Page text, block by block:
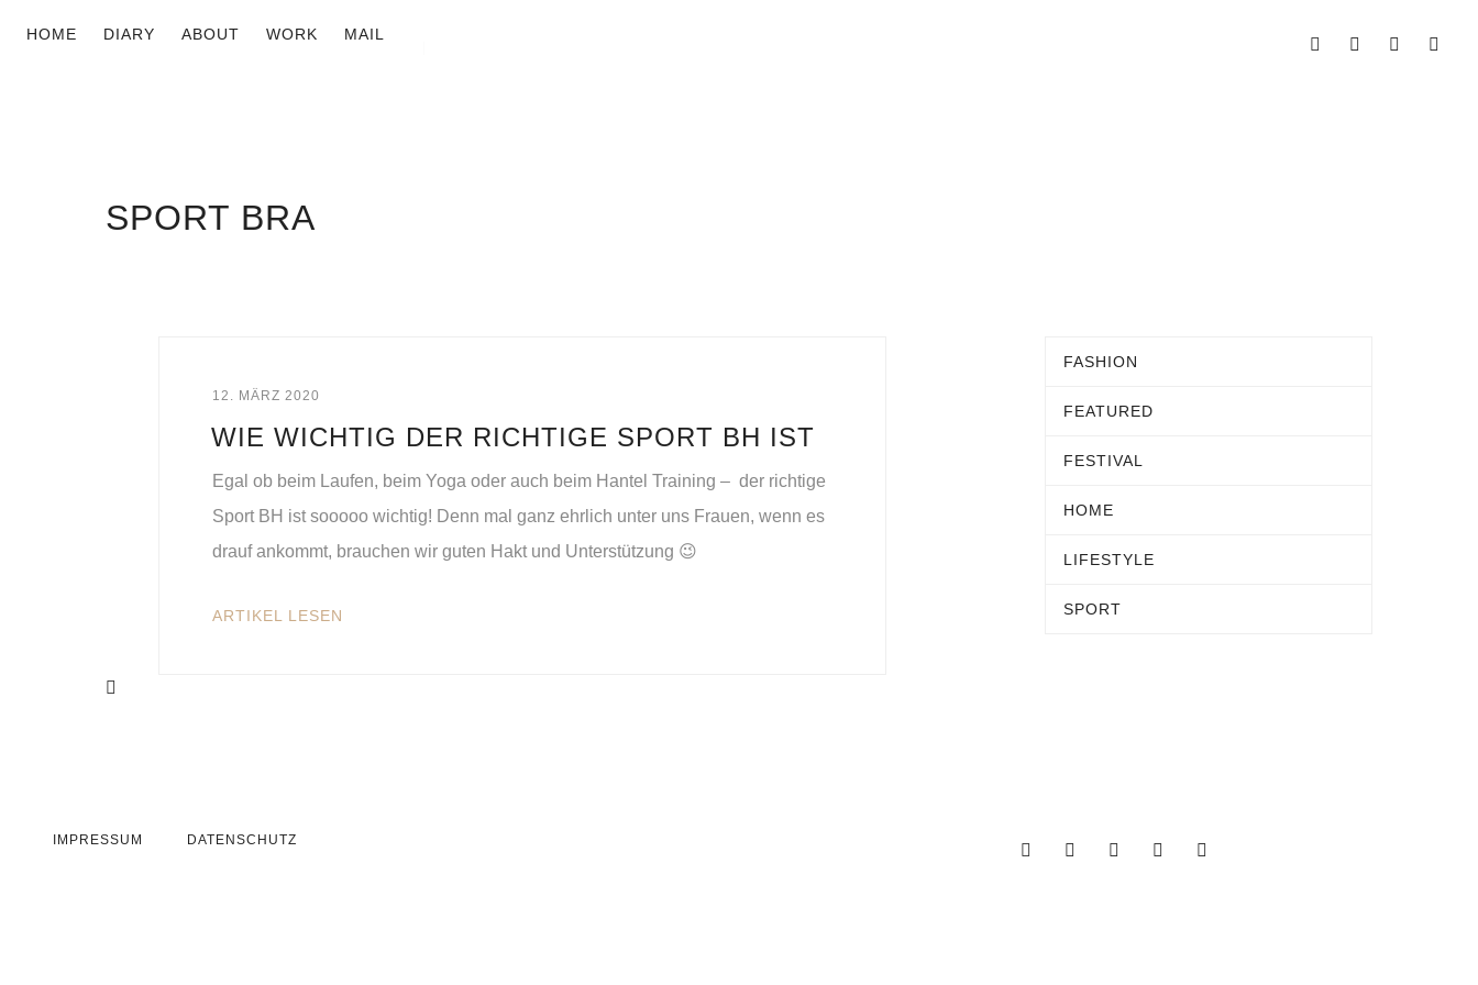
HOME DIARY ABOUT WORK MAIL
SPORT BRA
12. MÄRZ 2020
WIE WICHTIG DER RICHTIGE SPORT BH IST
Egal ob beim Laufen, beim Yoga oder auch beim Hantel Training – der richtige
Sport BH ist sooooo wichtig! Denn mal ganz ehrlich unter uns Frauen, wenn es
drauf ankommt, brauchen wir guten Hakt und Unterstützung 😉
ARTIKEL LESEN
FASHION
FEATURED
FESTIVAL
HOME
LIFESTYLE
SPORT
IMPRESSUM DATENSCHUTZ